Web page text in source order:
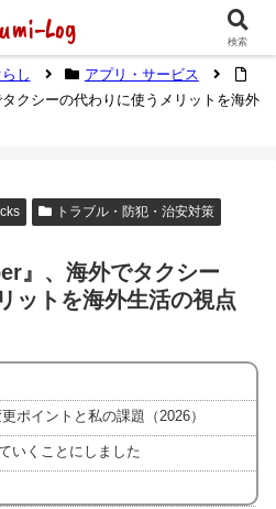
（デジタルノマド）してます
し
アプリ・サービス
クシーの代わりに使うメリットを海外
トラブル・防犯・治安対策
』、海外でタクシー
ットを海外生活の視点
ポイントと私の課題（2026）
いくことにしました
Log 検索